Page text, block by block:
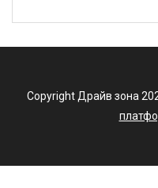
Copyright Драйв зона